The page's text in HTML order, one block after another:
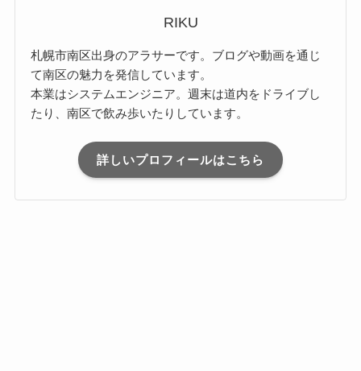
RIKU
札幌市南区出身のアラサーです。ブログや動画を通じ
て南区の魅力を発信しています。
本業はシステムエンジニア。週末は道内をドライブし
たり、南区で飲み歩いたりしています。
詳しいプロフィールはこちら